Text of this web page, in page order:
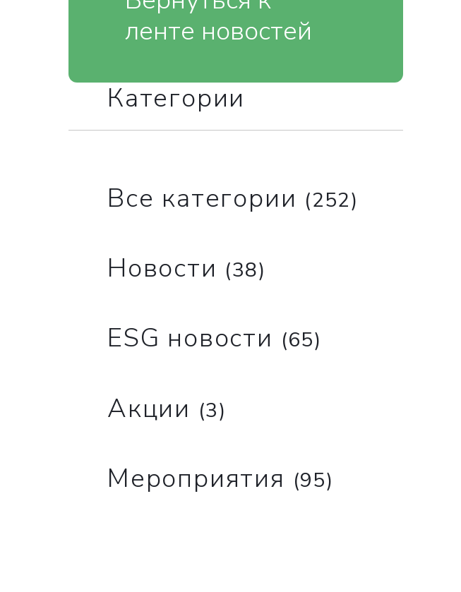
ленте новостей
Категории
Все категории (252)
Новости (38)
ESG новости (65)
Акции (3)
Мероприятия (95)